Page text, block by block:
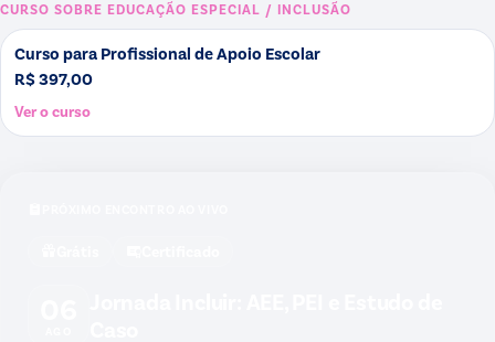
CURSO SOBRE EDUCAÇÃO ESPECIAL / INCLUSÃO
Curso para Profissional de Apoio Escolar
R$ 397,00
Ver o curso